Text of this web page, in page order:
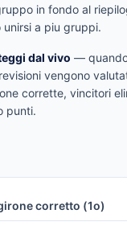
in fondo al
a piu gruppi.
dal vivo — quando
vengono
corrette, vincitori
punti.
corretto (1o)